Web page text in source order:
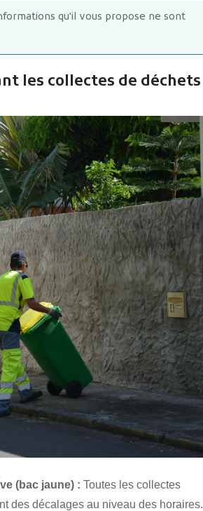
qu'il vous propose ne sont
les collectes de déchets
(bac jaune) : Toutes les collectes
des décalages au niveau des horaires.